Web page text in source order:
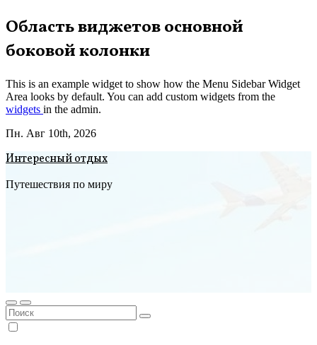
Перейти
к
содержимому
Область виджетов основной
боковой колонки
This is an example widget to show how the Menu Sidebar Widget
Area looks by default. You can add custom widgets from the
widgets in the admin.
Пн. Авг 10th, 2026
Интересный отдых
Путешествия по миру